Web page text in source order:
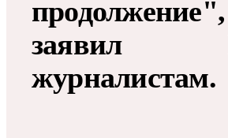
заявил
журналистам.